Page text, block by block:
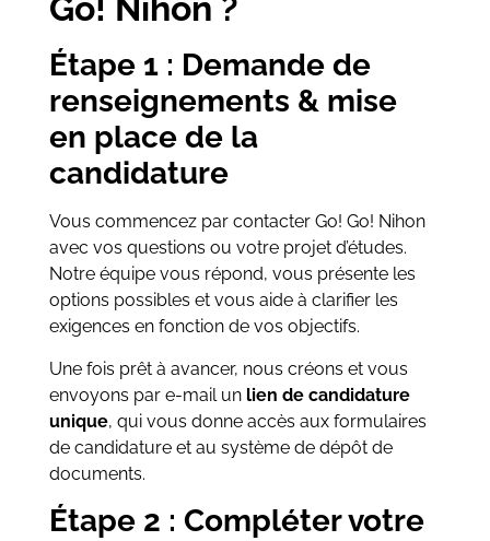
Go! Nihon ?
Étape 1 : Demande de
renseignements & mise
en place de la
candidature
Vous commencez par contacter Go! Go! Nihon
avec vos questions ou votre projet d’études.
Notre équipe vous répond, vous présente les
options possibles et vous aide à clarifier les
exigences en fonction de vos objectifs.
Une fois prêt à avancer, nous créons et vous
envoyons par e-mail un lien de candidature
unique, qui vous donne accès aux formulaires
de candidature et au système de dépôt de
documents.
Étape 2 : Compléter votre